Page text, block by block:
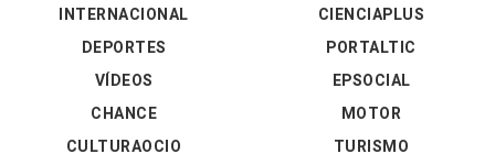
INTERNACIONAL
DEPORTES
VÍDEOS
CIENCIAPLUS
PORTALTIC
EPSOCIAL
CHANCE
CULTURAOCIO
MOTOR
TURISMO